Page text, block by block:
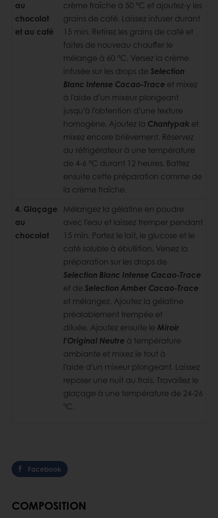
au
chocolat
et au café
crème fraîche à 50 °C et ajoutez-y les
grains de café. Laissez infuser durant
15 min. Retirez les grains de café et
faites de nouveau chauffer le
mélange à 60 °C. Versez la crème
infusée sur les drops de Selection
Blanc Intense Cacao-Trace et mixez
à l’aide d’un mixeur plongeant
jusqu’à l’obtention d’une texture
homogène. Ajoutez la Chantypak et
mixez encore brièvement. Réservez
au réfrigérateur à une température
de 4-6 °C durant 12 heures. Battez
ensuite cette préparation comme de
la crème fraîche.
4. Glaçage
au
chocolat
Mélangez la gélatine en poudre
avec l’eau et laissez tremper pendant
15 min. Portez le lait, le glucose et le
café soluble à ébullition. Versez la
préparation sur les drops de
Selection Blanc Intense Cacao-Trace
et de Selection Amber Cacao-Trace
et mélangez. Ajoutez la gélatine
préalablement trempée et
diluée. Ajoutez ensuite le Miroir
l’Original Neutre à température
ambiante et mixez le tout à
l’aide d’un mixeur plongeant. Laissez
reposer une nuit au frais. Travaillez le
glaçage à une température de 24-26
°C.
Facebook
COMPOSITION